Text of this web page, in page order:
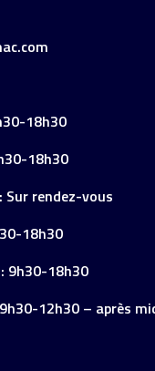
18h30
18h30
Sur rendez-vous
18h30
9h30-18h30
12h30 – après